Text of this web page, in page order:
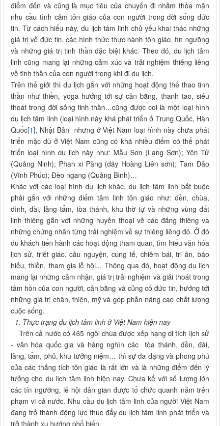
điểm đến và cũng là mục tiêu của chuyến đi nhằm thỏa mãn
nhu cầu tình cảm tôn giáo của con người trong đời sống đức
tin. Từ cách hiểu này, du lịch tâm linh chủ yếu khai thác những
giá trị về đức tin, các hình thức thực hành tôn giáo, tín ngưỡng
và những giá trị tinh thần đặc biệt khác. Theo đó, du lịch tâm
linh cũng mang lại những cảm xúc và trải nghiệm thiêng liêng
về tinh thần của con người trong khi đi du lịch.
Trên thế giới thì du lịch gắn với những hoạt động thể thao tinh
thần như thiền, yoga hướng tới sự cân bằng, thanh tao, siêu
thoát trong đời sống tinh thần…cũng được coi là một loại hình
du lịch tâm linh (loại hình này khá phát triển ở Trung Quốc, Hàn
Quốc[1], Nhật Bản nhưng ở Việt Nam loại hình này chưa phát
triển mặc dù ở Việt Nam cũng có khá nhiều điểm có thể phát
triển loại hình du lịch này như: Mẫu Sơn (Lạng Sơn); Yên Tử
(Quảng Ninh); Phan xi Păng (dãy Hoàng Liên sơn); Tam Đảo
(Vĩnh Phúc); Đèo ngang (Quảng Bình)…
Khác với các loại hình du lịch khác, du lịch tâm linh bắt buộc
phải gắn với những điểm tâm linh tôn giáo như: đền, chùa,
đình, đài, lăng tẩm, tòa thánh, khu thờ tự và những vùng đất
linh thiêng gắn với những huyền thoại về các đấng thiêng và
những chứng nhân từng trải nghiệm về sự thiêng liêng đó. Ở đó
du khách tiến hành các hoạt động tham quan, tìm hiểu văn hóa
lịch sử, triết giáo, cầu nguyện, cúng tế, chiêm bái, tri ân, báo
hiếu, thiền, tham gia lễ hội... Thông qua đó, hoạt động du lịch
mang lại những cảm nhận, giá trị trải nghiệm và giải thoát trong
tâm hồn của con người, cân bằng và củng cố đức tin, hướng tới
những giá trị chân, thiện, mỹ và góp phần nâng cao chất lượng
cuộc sống.
1. Thực trạng du lịch tâm linh ở Việt Nam hiện nay
Trên cả nước có 465 ngôi chùa được xếp hạng di tích lịch sử
- văn hóa quốc gia và hàng nghìn các tòa thánh, đền, đài,
lăng, tẩm, phủ, khu tưởng niệm… thì sự đa dạng và phong phú
của các thắng tích tôn giáo là rất lớn và là những điểm đến lý
tưởng cho du lịch tâm linh hiện nay. Chưa kể với số lượng lớn
các tín ngưỡng, lễ hội dân gian được tổ chức quanh năm trên
phạm vi cả nước. Nhu cầu du lịch tâm linh của người Việt Nam
đang trở thành động lực thúc đẩy du lịch tâm linh phát triển và
trở thành xu hướng phổ biến.